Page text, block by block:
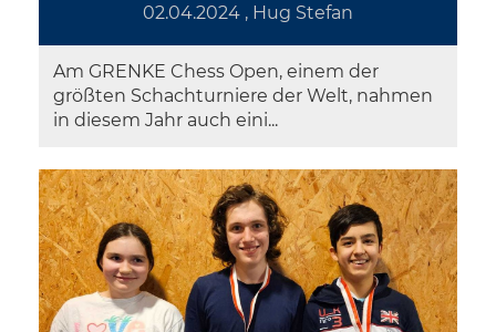
02.04.2024 , Hug Stefan
Am GRENKE Chess Open, einem der
größten Schachturniere der Welt, nahmen
in diesem Jahr auch eini...